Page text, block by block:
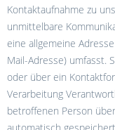
Kontaktaufnahme zu
unmittelbare
eine allgemeine
Mail-Adresse) umfasst.
oder über ein
Verarbeitung
betroffenen Person